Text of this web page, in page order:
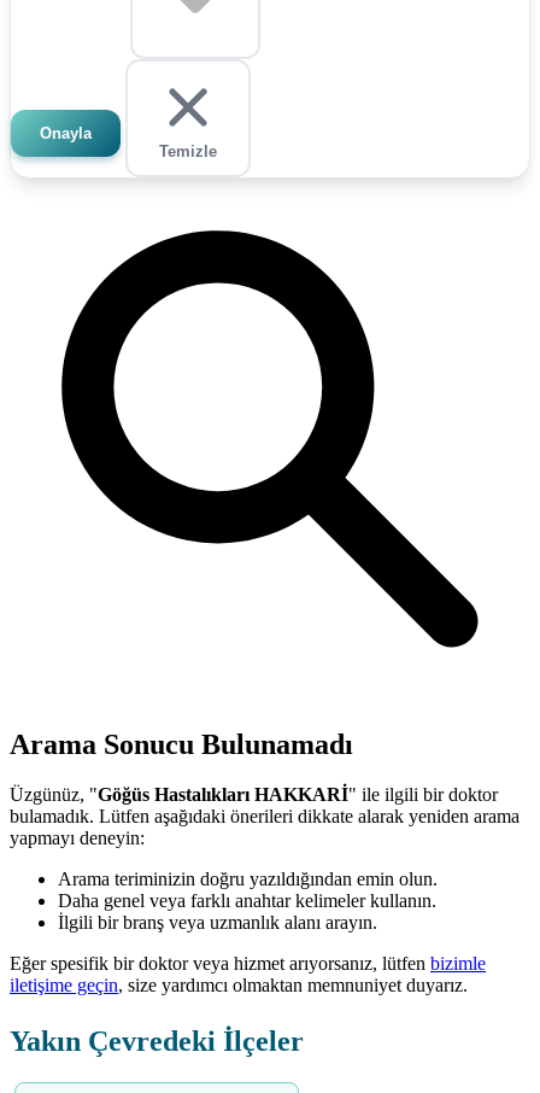
Onayla
Temizle
Arama Sonucu Bulunamadı
Üzgünüz, "Göğüs Hastalıkları HAKKARİ" ile ilgili bir doktor
bulamadık. Lütfen aşağıdaki önerileri dikkate alarak yeniden arama
yapmayı deneyin:
Arama teriminizin doğru yazıldığından emin olun.
Daha genel veya farklı anahtar kelimeler kullanın.
İlgili bir branş veya uzmanlık alanı arayın.
Eğer spesifik bir doktor veya hizmet arıyorsanız, lütfen bizimle
iletişime geçin, size yardımcı olmaktan memnuniyet duyarız.
Yakın Çevredeki İlçeler